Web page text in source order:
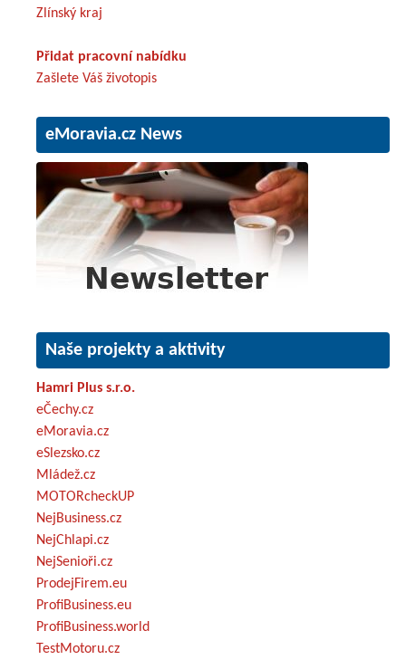
Zlínský kraj
Přidat pracovní nabídku
Zašlete Váš životopis
eMoravia.cz News
Naše projekty a aktivity
Hamri Plus s.r.o.
eČechy.cz
eMoravia.cz
eSlezsko.cz
Mládež.cz
MOTORcheckUP
NejBusiness.cz
NejChlapi.cz
NejSenioři.cz
ProdejFirem.eu
ProfiBusiness.eu
ProfiBusiness.world
TestMotoru.cz